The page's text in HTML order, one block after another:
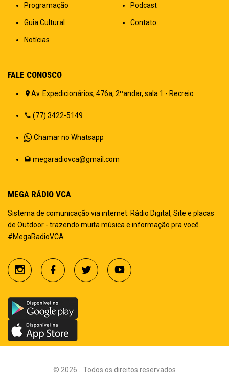
Programação
Guia Cultural
Notícias
Podcast
Contato
FALE CONOSCO
Av. Expedicionários, 476a, 2ºandar, sala 1 - Recreio
(77) 3422-5149
Chamar no Whatsapp
megaradiovca@gmail.com
MEGA RÁDIO VCA
Sistema de comunicação via internet. Rádio Digital, Site e placas
de Outdoor - trazendo muita música e informação pra você.
#MegaRadioVCA
© 2026 Todos os direitos reservados